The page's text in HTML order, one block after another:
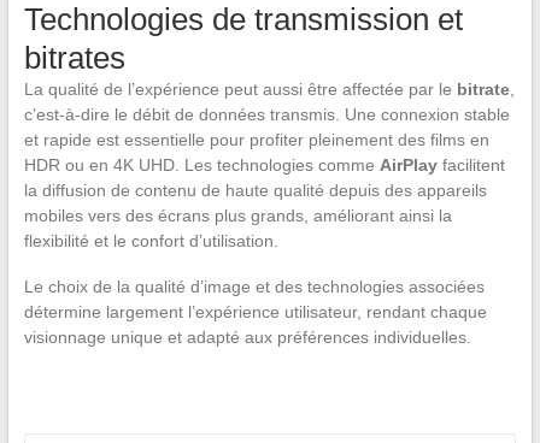
Technologies de transmission et
bitrates
La qualité de l’expérience peut aussi être affectée par le bitrate,
c’est-à-dire le débit de données transmis. Une connexion stable
et rapide est essentielle pour profiter pleinement des films en
HDR ou en 4K UHD. Les technologies comme AirPlayfacilitent
la diffusion de contenu de haute qualité depuis des appareils
mobiles vers des écrans plus grands, améliorant ainsi la
flexibilité et le confort d’utilisation.
Le choix de la qualité d’image et des technologies associées
détermine largement l’expérience utilisateur, rendant chaque
visionnage unique et adapté aux préférences individuelles.